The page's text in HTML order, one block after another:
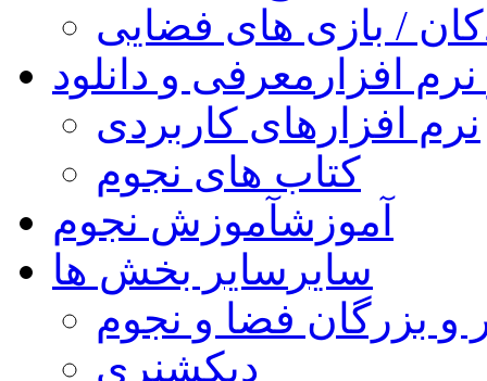
/ بازی های فضایی
افزار معرفی و دانلود
نرم افزارهای کاربردی
کتاب های نجوم
آموزشآموزش نجوم
سایر سایر بخش ها
و بزرگان فضا و نجوم
دیکشنری